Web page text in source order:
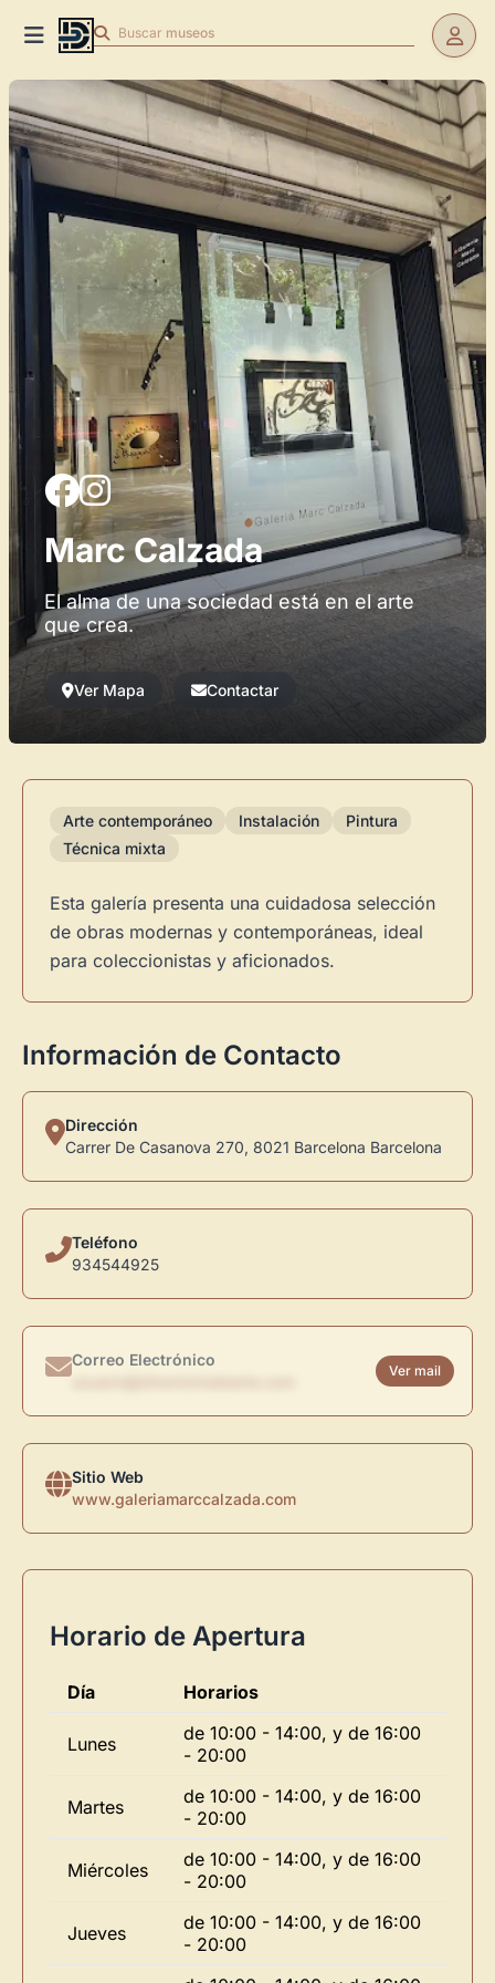
Buscar museos
Marc Calzada
El alma de una sociedad está en el arte
que crea.
Ver Mapa Contactar
Arte contemporáneo Instalación
Pintura
Técnica mixta
Esta galería presenta una cuidadosa selección
de obras modernas y contemporáneas, ideal
para coleccionistas y aficionados.
Información de Contacto
Dirección
Carrer De Casanova 270, 8021 Barcelona Barcelona
Teléfono
934544925
Correo Electrónico
Ver mail
Sitio Web
www.galeriamarccalzada.com
Horario de Apertura
Día Horarios
Lunes
de 10:00 - 14:00, y de 16:00
- 20:00
Martes
de 10:00 - 14:00, y de 16:00
- 20:00
Miércoles
de 10:00 - 14:00, y de 16:00
- 20:00
Jueves
de 10:00 - 14:00, y de 16:00
- 20:00